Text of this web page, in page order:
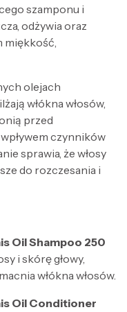
szamponu i
odżywia oraz
miękkość,
olejach
włókna włosów,
przed
czynników
sprawia, że włosy
do rozczesania i
Oil Shampoo 250
i skórę głowy,
włókna włosów.
Oil Conditioner